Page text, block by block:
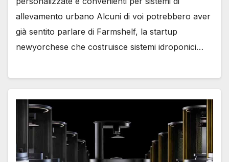
allevamento urbano Alcuni di voi potrebbero aver
già sentito parlare di Farmshelf, la startup
newyorchese che costruisce sistemi idroponici…